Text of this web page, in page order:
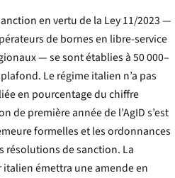
en vertu de la Ley 11/2023 —
de bornes en libre-service
— se sont établies à 50 000–
Le régime italien n’a pas
en pourcentage du chiffre
de première année de l’AgID s’est
formelles et les ordonnances
résolutions de sanction. La
émettra une amende en